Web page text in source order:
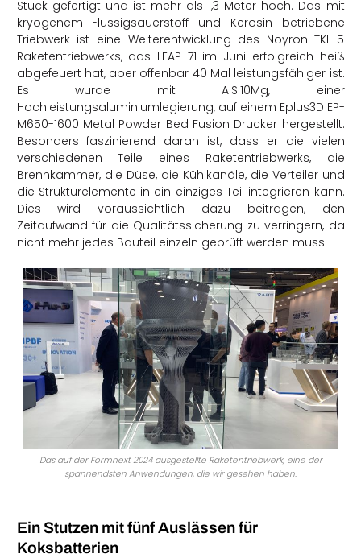
Stück gefertigt und ist mehr als 1,3 Meter hoch. Das mit
kryogenem Flüssigsauerstoff und Kerosin betriebene
Triebwerk ist eine Weiterentwicklung des Noyron TKL-5
Raketentriebwerks, das LEAP 71 im Juni erfolgreich heiß
abgefeuert hat, aber offenbar 40 Mal leistungsfähiger ist.
Es wurde mit AlSi10Mg, einer
Hochleistungsaluminiumlegierung, auf einem Eplus3D EP-
M650-1600 Metal Powder Bed Fusion Drucker hergestellt.
Besonders faszinierend daran ist, dass er die vielen
verschiedenen Teile eines Raketentriebwerks, die
Brennkammer, die Düse, die Kühlkanäle, die Verteiler und
die Strukturelemente in ein einziges Teil integrieren kann.
Dies wird voraussichtlich dazu beitragen, den
Zeitaufwand für die Qualitätssicherung zu verringern, da
nicht mehr jedes Bauteil einzeln geprüft werden muss.
Das auf der Formnext 2024 ausgestellte Raketentriebwerk, eine der
spannendsten Anwendungen, die wir gesehen haben.
Ein Stutzen mit fünf Auslässen für
Koksbatterien